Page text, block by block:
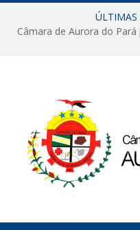
ÚLTIMAS